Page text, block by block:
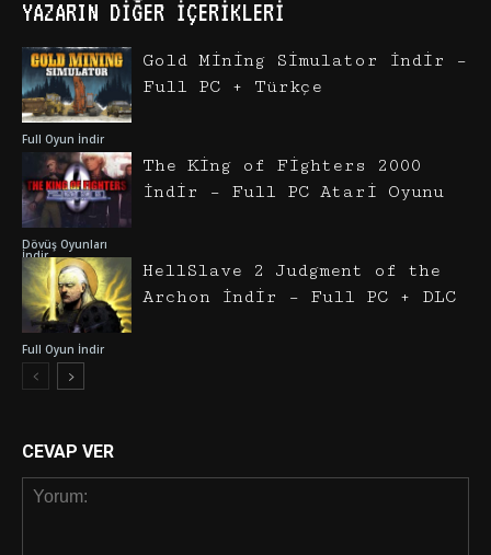
YAZARIN DIĞER İÇERIKLERI
Full Oyun İndir
Gold Mining Simulator İndir –
Full PC + Türkçe
Dövüş Oyunları
İndir
The King of Fighters 2000
İndir – Full PC Atari Oyunu
Full Oyun İndir
HellSlave 2 Judgment of the
Archon İndir – Full PC + DLC
CEVAP VER